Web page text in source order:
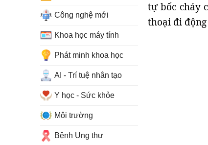
tự bốc cháy
thoại đi
Công nghệ mới
Khoa học máy tính
Phát minh khoa học
AI - Trí tuệ nhân tạo
Y học - Sức khỏe
Môi trường
Bệnh Ung thư